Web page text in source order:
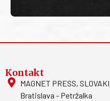
Kontakt
MAGNET PRESS,
Bratislava - Petržalka